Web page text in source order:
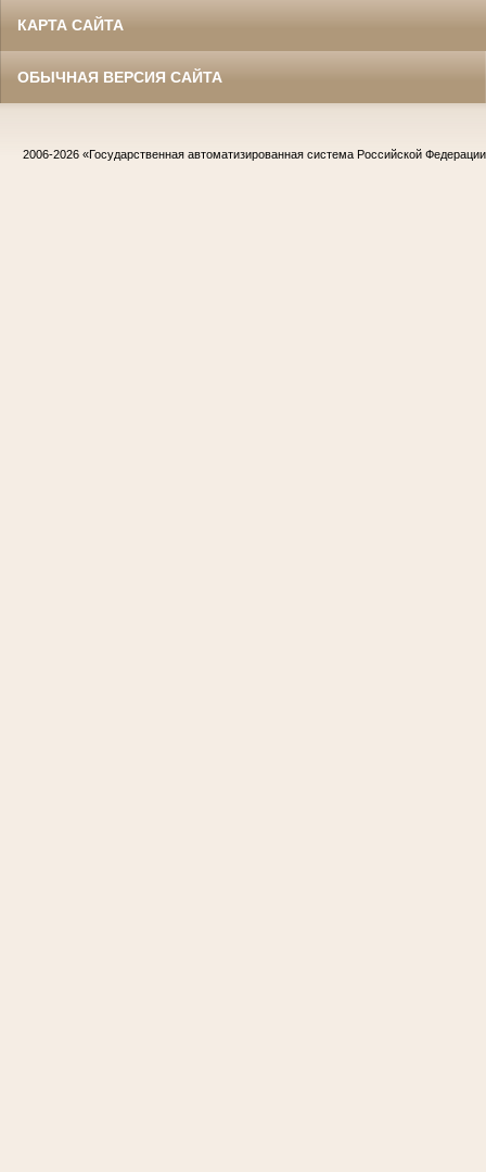
КАРТА САЙТА
ОБЫЧНАЯ ВЕРСИЯ САЙТА
2006-2026 «Государственная автоматизированная система Российской